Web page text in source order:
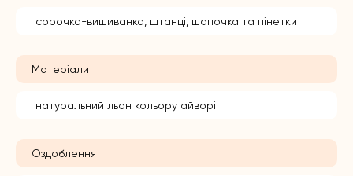
сорочка-вишиванка, штанці, шапочка та пінетки
Матеріали
натуральний льон кольору айворі
Оздоблення